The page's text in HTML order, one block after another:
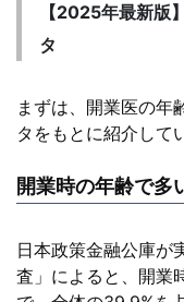
【2025年最新版
タ
まずは、開業医の年
タをもとに紹介して
開業時の年齢で多
日本政策金融公庫が
査」によると、開業